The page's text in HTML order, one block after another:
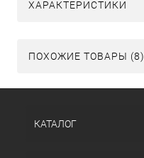
ХАРАКТЕРИСТИКИ
ПОХОЖИЕ ТОВАРЫ (8)
КАТАЛОГ